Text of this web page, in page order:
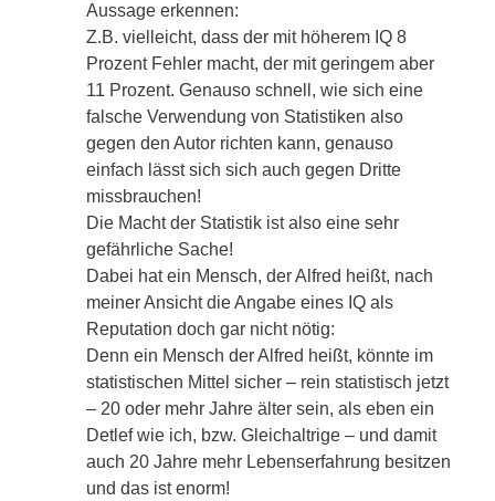
Aussage erkennen:
Z.B. vielleicht, dass der mit höherem IQ 8
Prozent Fehler macht, der mit geringem aber
11 Prozent. Genauso schnell, wie sich eine
falsche Verwendung von Statistiken also
gegen den Autor richten kann, genauso
einfach lässt sich sich auch gegen Dritte
missbrauchen!
Die Macht der Statistik ist also eine sehr
gefährliche Sache!
Dabei hat ein Mensch, der Alfred heißt, nach
meiner Ansicht die Angabe eines IQ als
Reputation doch gar nicht nötig:
Denn ein Mensch der Alfred heißt, könnte im
statistischen Mittel sicher – rein statistisch jetzt
– 20 oder mehr Jahre älter sein, als eben ein
Detlef wie ich, bzw. Gleichaltrige – und damit
auch 20 Jahre mehr Lebenserfahrung besitzen
und das ist enorm!